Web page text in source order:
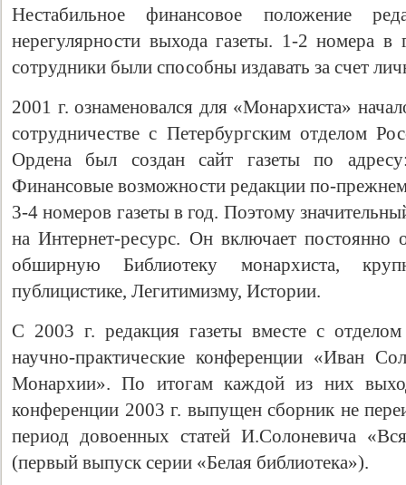
Нестабильное финансовое положение
нерегулярности выхода газеты. 1-2 номера
сотрудники были способны издавать за счет
2001 г. ознаменовался для «Монархиста»
сотрудничестве с Петербургским отделом
Ордена был создан сайт газеты по
Финансовые возможности редакции по-
3-4 номеров газеты в год. Поэтому
на Интернет-ресурс. Он включает постоянно
обширную Библиотеку монархиста,
публицистике, Легитимизму, Истории.
С 2003 г. редакция газеты вместе с
научно-практические конференции «Иван
Монархии». По итогам каждой из них
конференции 2003 г. выпущен сборник не
период довоенных статей И.Солоневича
(первый выпуск серии «Белая библиотека»).